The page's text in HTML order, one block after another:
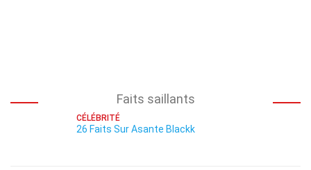
Faits saillants
CÉLÉBRITÉ
26 Faits Sur Asante Blackk